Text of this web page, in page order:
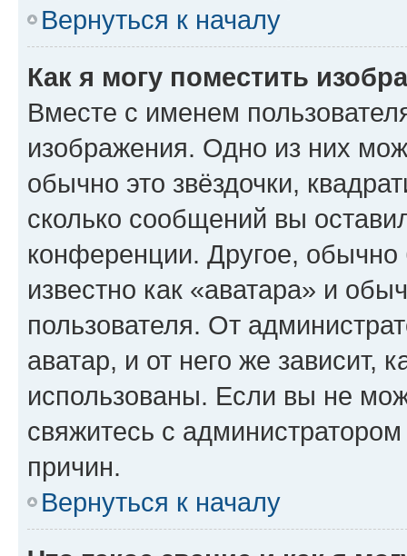
Вернуться к началу
Как я могу поместить
Вместе с именем
изображения. Одно из них
обычно это звёздочки,
сколько сообщений вы
конференции. Другое,
известно как «аватара» и
пользователя. От
аватар, и от него же зависит,
использованы. Если вы не
свяжитесь с
причин.
Вернуться к началу